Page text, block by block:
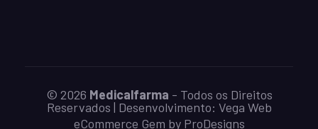
© 2026 Medicalfarma - Todos os Direitos
Reservados | Desenvolvimento: Vega Web
eCommerce Gem by ProDesigns